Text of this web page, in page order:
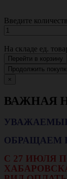
Введите
На складе ед.
Перейти в корзину
Продолжить
×
ВАЖНАЯ
ОБРАЩАЕМ
С 27 ИЮЛЯ